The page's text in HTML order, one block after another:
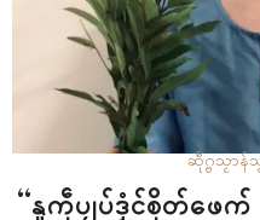
ဆဵုဂ္ဗသၟာ
“နူကဵုပၠုပ်ဒၟံၚ်စိုတ်ဖေ